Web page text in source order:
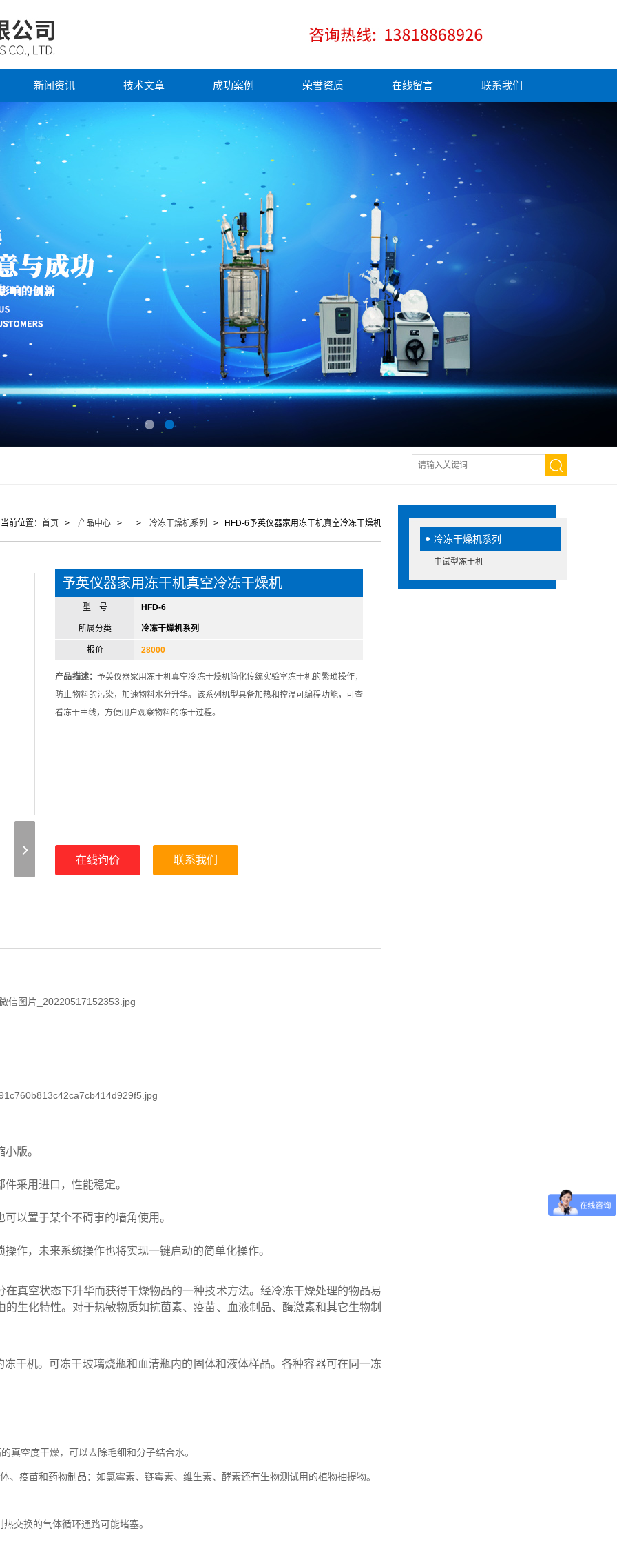
新闻资讯 技术文章 成功案例 荣誉资质 在线留言 联系我们
冷冻干燥机系列
中试型冻干机
当前位置： 首页 > 产品中心 > > 冷冻干燥机系列 > HFD-6予英仪器家用冻干机真空冷冻干燥机
予英仪器家用冻干机真空冷冻干燥机
型 号 HFD-6
所属分类 冷冻干燥机系列
报价 28000
产品描述： 予英仪器家用冻干机真空冷冻干燥机简化传统实验室冻干机的繁琐操作，
防止物料的污染，加速物料水分升华。该系列机型具备加热和控温可编程功能，可查
看冻干曲线，方便用户观察物料的冻干过程。
在线询价 联系我们
版。
采用进口，性能稳定。
以置于某个不碍事的墙角使用。
作，未来系统操作也将实现一键启动的简单化操作。
真空状态下升华而获得干燥物品的一种技术方法。经冷冻干燥处理的物品易
生化特性。对于热敏物质如抗菌素、疫苗、血液制品、酶激素和其它生物制
干机。可冻干玻璃烧瓶和血清瓶内的固体和液体样品。各种容器可在同一冻
真空度干燥，可以去除毛细和分子结合水。
、疫苗和药物制品：如氯霉素、链霉素、维生素、酵素还有生物测试用的植物抽提物。
交换的气体循环通路可能堵塞。